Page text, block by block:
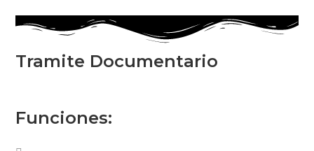
Tramite Documentario
Funciones: